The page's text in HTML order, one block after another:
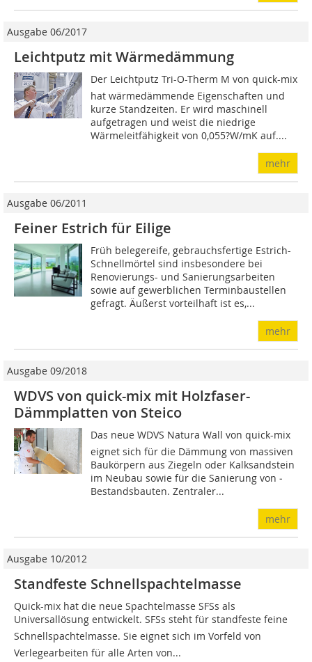
Ausgabe 06/2017
Leichtputz mit Wärmedämmung
Der Leichtputz Tri-O-Therm M von quick-mix
hat wärmedämmende Eigenschaften und
kurze Standzeiten. Er wird maschinell
aufgetragen und weist die niedrige
Wärmeleitfähigkeit von 0,055?W/mK auf....
mehr
Ausgabe 06/2011
Feiner Estrich für Eilige
Früh belegereife, gebrauchsfertige Estrich-
Schnellmörtel sind insbesondere bei
Renovierungs- und Sanierungsarbeiten
sowie auf gewerblichen Terminbaustellen
gefragt. Äußerst vorteilhaft ist es,...
mehr
Ausgabe 09/2018
WDVS von quick-mix mit Holzfaser-
Dämmplatten von Steico
Das neue WDVS Natura Wall von quick-mix
eignet sich für die Dämmung von massiven
Baukörpern aus Ziegeln oder Kalksandstein
im Neubau sowie für die Sanierung von ­
Bestandsbauten. Zentraler...
mehr
Ausgabe 10/2012
Standfeste Schnellspachtelmasse
Quick-mix hat die neue Spachtelmasse SFSs als
Universallösung entwickelt. SFSs steht für standfeste feine
Schnellspachtelmasse. Sie eignet sich im Vorfeld von
Verlegearbeiten für alle Arten von...